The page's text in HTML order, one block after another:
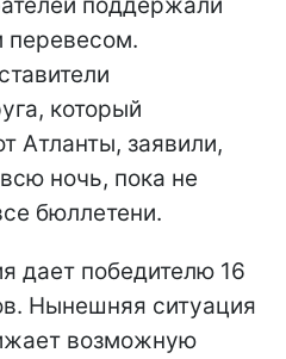
перевесом.
который
Атланты, заявили,
ночь, пока не
бюллетени.
дает победителю 16
Нынешняя ситуация
возможную